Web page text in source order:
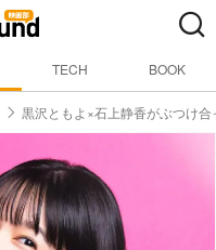
TECH BOOK
黒沢ともよ×石上静香がぶつけ合